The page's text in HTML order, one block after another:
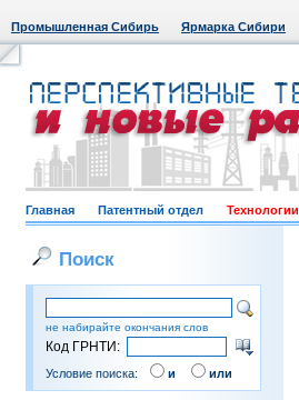
Промышленная Сибирь Ярмарка Сибири
Главная Патентный отдел Технологии
Поиск
не набирайте окончания слов
Код ГРНТИ:
Условие поиска: и или